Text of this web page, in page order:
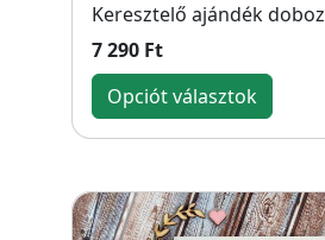
Keresztelő ajándék doboz
7 290 Ft
Opciót választok